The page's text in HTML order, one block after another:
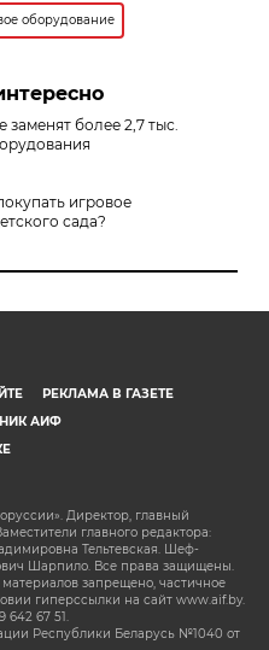
оборудование
заменят более 2,7 тыс.
игровое
сада?
РЕКЛАМА В ГАЗЕТЕ
АИФ
Директор, главный
главного редактора:
Тельтевская. Шеф-
Шарпило. Все права защищены.
запрещено, частичное
гиперссылки на сайт www.aif.by.
642 67 51.
Республики Беларусь №1040 от